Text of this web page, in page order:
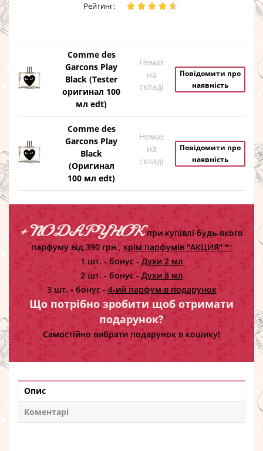
Рейтинг:
Comme des
Garcons Play
Black (Tester
оригинал 100
мл edt)
Немає
на
складі
Повідомити про
наявність
Comme des
Garcons Play
Black
(Оригинал
100 мл edt)
Немає
на
складі
Повідомити про
наявність
+ ПОДАРУНОКпри купівлі будь-якого
парфуму від 390 грн., крім парфумів "АКЦИЯ" *:
1 шт. - бонус - Духи 2 мл
2 шт. - бонус -Духи 8 мл
3 шт. - бонус -4-ий парфум в подарунок
Що потрібно зробити щоб отримати
подарунок?
Самостійно вибрати подарунок в кошику!
Опис
Коментарі